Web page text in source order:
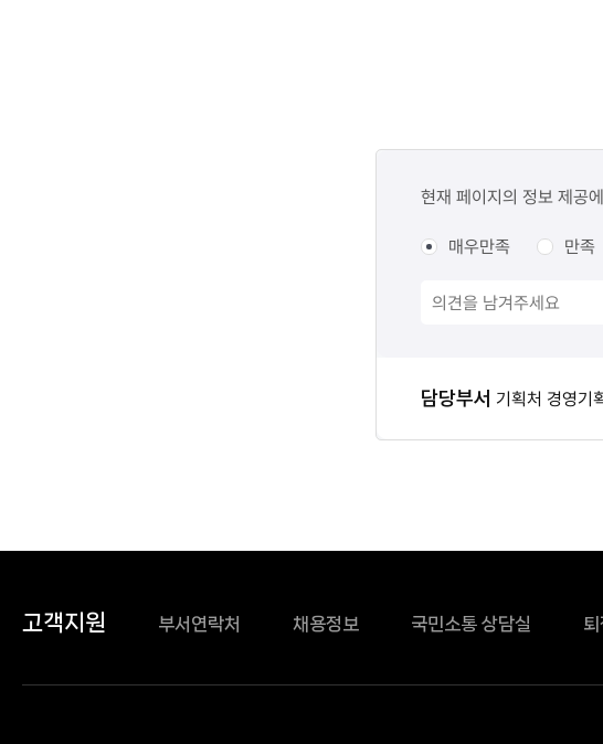
만족도현재 페이지의 정보 제공
매우만족 만족
담당자
담당부서 기획처 경영기
고객지원 부서연락처 채용정보 국민소통 상담실